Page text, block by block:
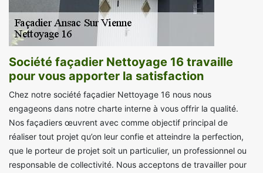
Société façadier Nettoyage 16 travaille
pour vous apporter la satisfaction
Chez notre société façadier Nettoyage 16 nous nous
engageons dans notre charte interne à vous offrir la qualité.
Nos façadiers œuvrent avec comme objectif principal de
réaliser tout projet qu’on leur confie et atteindre la perfection,
que le porteur de projet soit un particulier, un professionnel ou
responsable de collectivité. Nous acceptons de travailler pour